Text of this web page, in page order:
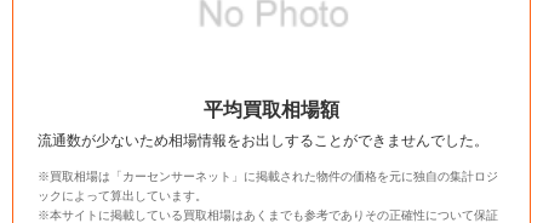
平均買取相場額
流通数が少ないため相場情報をお出しすることができませんでした。
※買取相場は「カーセンサーネット」に掲載された物件の価格を元に独自の集計ロジ
ックによって算出しています。
※本サイトに掲載している買取相場はあくまでも参考でありその正確性について保証